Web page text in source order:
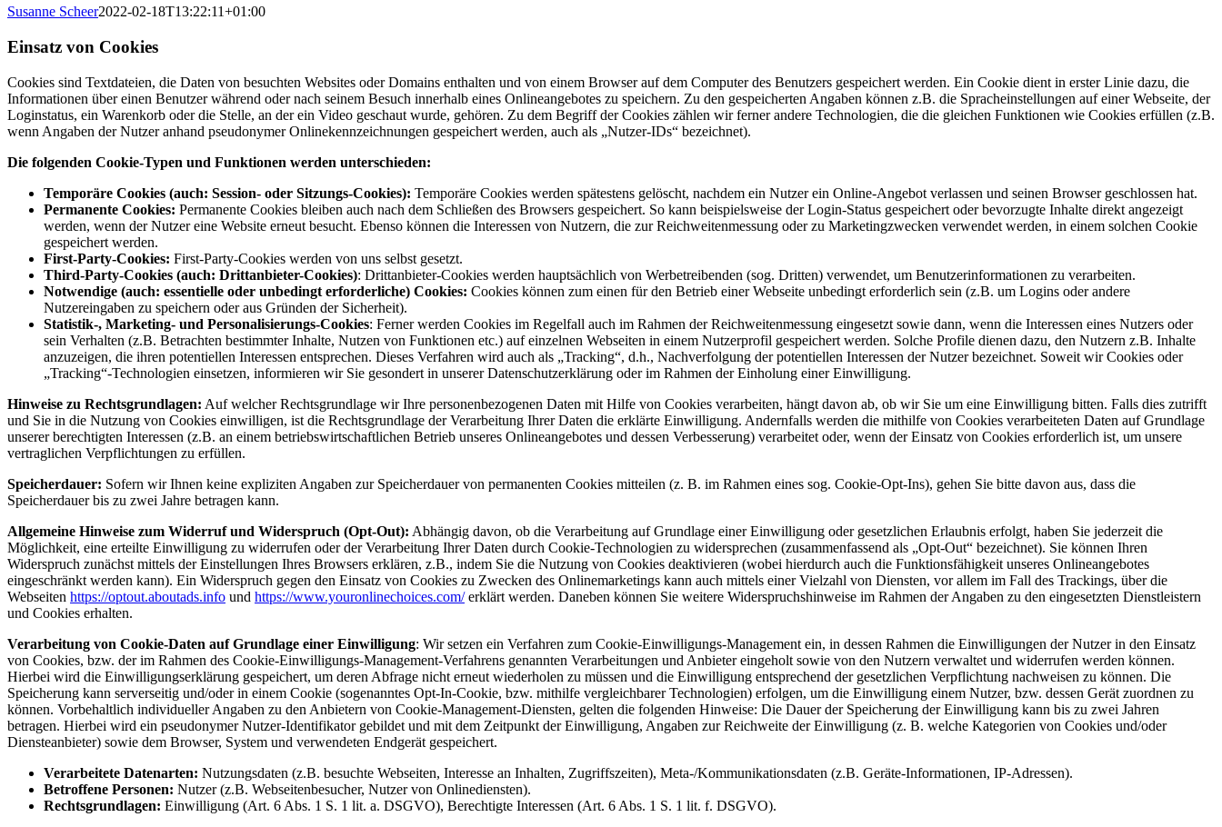
Susanne Scheer2022-02-18T13:22:11+01:00
Einsatz von Cookies
Cookies sind Textdateien, die Daten von besuchten Websites oder Domains enthalten und von einem Browser auf dem Computer des Benutzers gespeichert werden. Ein Cookie dient in erster Linie dazu, die
Informationen über einen Benutzer während oder nach seinem Besuch innerhalb eines Onlineangebotes zu speichern. Zu den gespeicherten Angaben können z.B. die Spracheinstellungen auf einer Webseite, der
Loginstatus, ein Warenkorb oder die Stelle, an der ein Video geschaut wurde, gehören. Zu dem Begriff der Cookies zählen wir ferner andere Technologien, die die gleichen Funktionen wie Cookies erfüllen (z.B.
wenn Angaben der Nutzer anhand pseudonymer Onlinekennzeichnungen gespeichert werden, auch als „Nutzer-IDs“ bezeichnet).
Die folgenden Cookie-Typen und Funktionen werden unterschieden:
Temporäre Cookies (auch: Session- oder Sitzungs-Cookies): Temporäre Cookies werden spätestens gelöscht, nachdem ein Nutzer ein Online-Angebot verlassen und seinen Browser geschlossen hat.
Permanente Cookies: Permanente Cookies bleiben auch nach dem Schließen des Browsers gespeichert. So kann beispielsweise der Login-Status gespeichert oder bevorzugte Inhalte direkt angezeigt
werden, wenn der Nutzer eine Website erneut besucht. Ebenso können die Interessen von Nutzern, die zur Reichweitenmessung oder zu Marketingzwecken verwendet werden, in einem solchen Cookie
gespeichert werden.
First-Party-Cookies: First-Party-Cookies werden von uns selbst gesetzt.
Third-Party-Cookies (auch: Drittanbieter-Cookies): Drittanbieter-Cookies werden hauptsächlich von Werbetreibenden (sog. Dritten) verwendet, um Benutzerinformationen zu verarbeiten.
Notwendige (auch: essentielle oder unbedingt erforderliche) Cookies: Cookies können zum einen für den Betrieb einer Webseite unbedingt erforderlich sein (z.B. um Logins oder andere
Nutzereingaben zu speichern oder aus Gründen der Sicherheit).
Statistik-, Marketing- und Personalisierungs-Cookies: Ferner werden Cookies im Regelfall auch im Rahmen der Reichweitenmessung eingesetzt sowie dann, wenn die Interessen eines Nutzers oder
sein Verhalten (z.B. Betrachten bestimmter Inhalte, Nutzen von Funktionen etc.) auf einzelnen Webseiten in einem Nutzerprofil gespeichert werden. Solche Profile dienen dazu, den Nutzern z.B. Inhalte
anzuzeigen, die ihren potentiellen Interessen entsprechen. Dieses Verfahren wird auch als „Tracking“, d.h., Nachverfolgung der potentiellen Interessen der Nutzer bezeichnet. Soweit wir Cookies oder
„Tracking“-Technologien einsetzen, informieren wir Sie gesondert in unserer Datenschutzerklärung oder im Rahmen der Einholung einer Einwilligung.
Hinweise zu Rechtsgrundlagen: Auf welcher Rechtsgrundlage wir Ihre personenbezogenen Daten mit Hilfe von Cookies verarbeiten, hängt davon ab, ob wir Sie um eine Einwilligung bitten. Falls dies zutrifft
und Sie in die Nutzung von Cookies einwilligen, ist die Rechtsgrundlage der Verarbeitung Ihrer Daten die erklärte Einwilligung. Andernfalls werden die mithilfe von Cookies verarbeiteten Daten auf Grundlage
unserer berechtigten Interessen (z.B. an einem betriebswirtschaftlichen Betrieb unseres Onlineangebotes und dessen Verbesserung) verarbeitet oder, wenn der Einsatz von Cookies erforderlich ist, um unsere
vertraglichen Verpflichtungen zu erfüllen.
Speicherdauer: Sofern wir Ihnen keine expliziten Angaben zur Speicherdauer von permanenten Cookies mitteilen (z. B. im Rahmen eines sog. Cookie-Opt-Ins), gehen Sie bitte davon aus, dass die
Speicherdauer bis zu zwei Jahre betragen kann.
Allgemeine Hinweise zum Widerruf und Widerspruch (Opt-Out): Abhängig davon, ob die Verarbeitung auf Grundlage einer Einwilligung oder gesetzlichen Erlaubnis erfolgt, haben Sie jederzeit die
Möglichkeit, eine erteilte Einwilligung zu widerrufen oder der Verarbeitung Ihrer Daten durch Cookie-Technologien zu widersprechen (zusammenfassend als „Opt-Out“ bezeichnet). Sie können Ihren
Widerspruch zunächst mittels der Einstellungen Ihres Browsers erklären, z.B., indem Sie die Nutzung von Cookies deaktivieren (wobei hierdurch auch die Funktionsfähigkeit unseres Onlineangebotes
eingeschränkt werden kann). Ein Widerspruch gegen den Einsatz von Cookies zu Zwecken des Onlinemarketings kann auch mittels einer Vielzahl von Diensten, vor allem im Fall des Trackings, über die
Webseiten https://optout.aboutads.info und https://www.youronlinechoices.com/erklärt werden. Daneben können Sie weitere Widerspruchshinweise im Rahmen der Angaben zu den eingesetzten Dienstleistern
und Cookies erhalten.
Verarbeitung von Cookie-Daten auf Grundlage einer Einwilligung: Wir setzen ein Verfahren zum Cookie-Einwilligungs-Management ein, in dessen Rahmen die Einwilligungen der Nutzer in den Einsatz
von Cookies, bzw. der im Rahmen des Cookie-Einwilligungs-Management-Verfahrens genannten Verarbeitungen und Anbieter eingeholt sowie von den Nutzern verwaltet und widerrufen werden können.
Hierbei wird die Einwilligungserklärung gespeichert, um deren Abfrage nicht erneut wiederholen zu müssen und die Einwilligung entsprechend der gesetzlichen Verpflichtung nachweisen zu können. Die
Speicherung kann serverseitig und/oder in einem Cookie (sogenanntes Opt-In-Cookie, bzw. mithilfe vergleichbarer Technologien) erfolgen, um die Einwilligung einem Nutzer, bzw. dessen Gerät zuordnen zu
können. Vorbehaltlich individueller Angaben zu den Anbietern von Cookie-Management-Diensten, gelten die folgenden Hinweise: Die Dauer der Speicherung der Einwilligung kann bis zu zwei Jahren
betragen. Hierbei wird ein pseudonymer Nutzer-Identifikator gebildet und mit dem Zeitpunkt der Einwilligung, Angaben zur Reichweite der Einwilligung (z. B. welche Kategorien von Cookies und/oder
Diensteanbieter) sowie dem Browser, System und verwendeten Endgerät gespeichert.
Verarbeitete Datenarten: Nutzungsdaten (z.B. besuchte Webseiten, Interesse an Inhalten, Zugriffszeiten), Meta-/Kommunikationsdaten (z.B. Geräte-Informationen, IP-Adressen).
Betroffene Personen: Nutzer (z.B. Webseitenbesucher, Nutzer von Onlinediensten).
Rechtsgrundlagen: Einwilligung (Art. 6 Abs. 1 S. 1 lit. a. DSGVO), Berechtigte Interessen (Art. 6 Abs. 1 S. 1 lit. f. DSGVO).